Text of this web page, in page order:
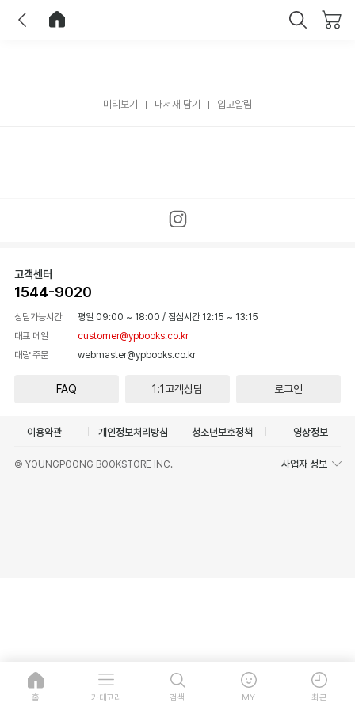
미리보기 내서재 담기 입고알림
고객센터
1544-9020
상담가능시간 평일 09:00 ~ 18:00 / 점심시간 12:15 ~ 13:15
대표 메일
customer@ypbooks.co.kr
대량 주문
webmaster@ypbooks.co.kr
FAQ 1:1고객상담 로그인
이용약관 개인정보처리방침 청소년보호정책 영상정보
© YOUNGPOONG BOOKSTORE INC. 사업자 정보
홈 카테고리 검색 MY 최근